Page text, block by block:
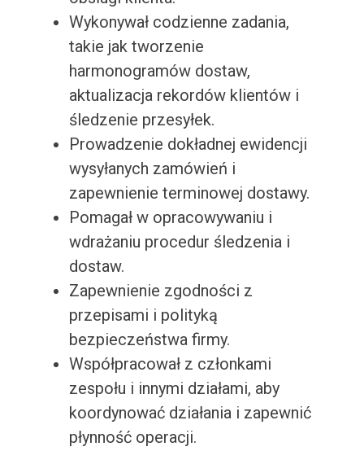
Wykonywał codzienne zadania,
takie jak tworzenie
harmonogramów dostaw,
aktualizacja rekordów klientów i
śledzenie przesyłek.
Prowadzenie dokładnej ewidencji
wysyłanych zamówień i
zapewnienie terminowej dostawy.
Pomagał w opracowywaniu i
wdrażaniu procedur śledzenia i
dostaw.
Zapewnienie zgodności z
przepisami i polityką
bezpieczeństwa firmy.
Współpracował z członkami
zespołu i innymi działami, aby
koordynować działania i zapewnić
płynność operacji.